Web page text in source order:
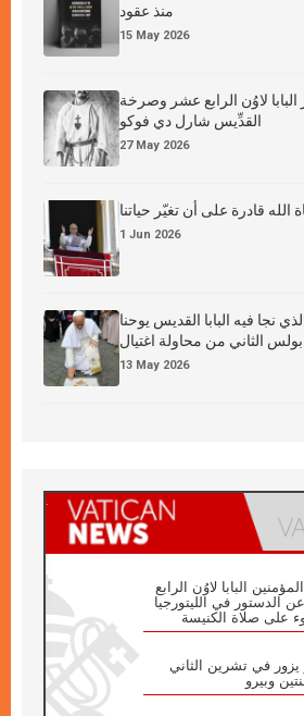
منذ عقود
15 May 2026
البابا لاوُن الرابع عشر وصرخة
القدِّيس شارل دي فوكو
27 May 2026
الله قادرة على أن تغيّر حياتنا
1 Jun 2026
نجا فيه البابا القديس يوحنا
بولس الثاني من محاولة اغتيال
13 May 2026
البابا لاوُن الرابع
في الليتورجيا
على صلاة الكنيسة
يزور في تشرين الثاني